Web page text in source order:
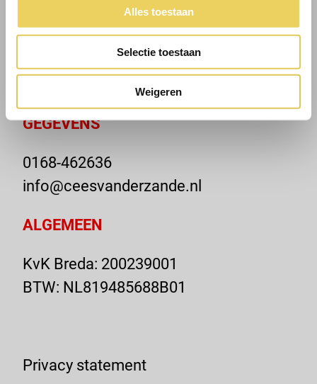
Alles toestaan
Selectie toestaan
Weigeren
BEZOEKADRES
Bedrijvenweg 1
4793 SK Fijnaart
GEGEVENS
0168-462636
info@ceesvanderzande.nl
ALGEMEEN
KvK Breda: 200239001
BTW: NL819485688B01
Privacy statement